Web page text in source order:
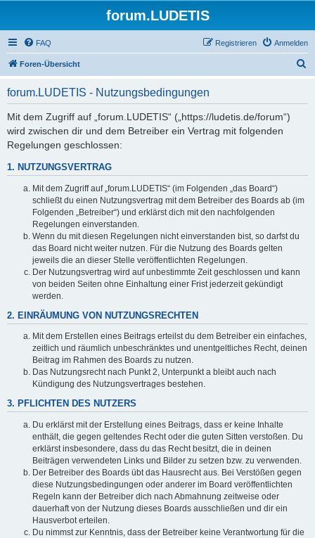
forum.LUDETIS
FAQ Anmelden
Registrieren
Foren-Übersicht
forum.LUDETIS - Nutzungsbedingungen
Mit dem Zugriff auf „forum.LUDETIS“ („https://ludetis.de/forum“)
wird zwischen dir und dem Betreiber ein Vertrag mit folgenden
Regelungen geschlossen:
1. NUTZUNGSVERTRAG
Mit dem Zugriff auf „forum.LUDETIS“ (im Folgenden „das Board“)
schließt du einen Nutzungsvertrag mit dem Betreiber des Boards ab (im
Folgenden „Betreiber“) und erklärst dich mit den nachfolgenden
Regelungen einverstanden.
Wenn du mit diesen Regelungen nicht einverstanden bist, so darfst du
das Board nicht weiter nutzen. Für die Nutzung des Boards gelten
jeweils die an dieser Stelle veröffentlichten Regelungen.
Der Nutzungsvertrag wird auf unbestimmte Zeit geschlossen und kann
von beiden Seiten ohne Einhaltung einer Frist jederzeit gekündigt
werden.
2. EINRÄUMUNG VON NUTZUNGSRECHTEN
Mit dem Erstellen eines Beitrags erteilst du dem Betreiber ein einfaches,
zeitlich und räumlich unbeschränktes und unentgeltliches Recht, deinen
Beitrag im Rahmen des Boards zu nutzen.
Das Nutzungsrecht nach Punkt 2, Unterpunkt a bleibt auch nach
Kündigung des Nutzungsvertrages bestehen.
3. PFLICHTEN DES NUTZERS
Du erklärst mit der Erstellung eines Beitrags, dass er keine Inhalte
enthält, die gegen geltendes Recht oder die guten Sitten verstoßen. Du
erklärst insbesondere, dass du das Recht besitzt, die in deinen
Beiträgen verwendeten Links und Bilder zu setzen bzw. zu verwenden.
Der Betreiber des Boards übt das Hausrecht aus. Bei Verstößen gegen
diese Nutzungsbedingungen oder anderer im Board veröffentlichten
Regeln kann der Betreiber dich nach Abmahnung zeitweise oder
dauerhaft von der Nutzung dieses Boards ausschließen und dir ein
Hausverbot erteilen.
Du nimmst zur Kenntnis, dass der Betreiber keine Verantwortung für die